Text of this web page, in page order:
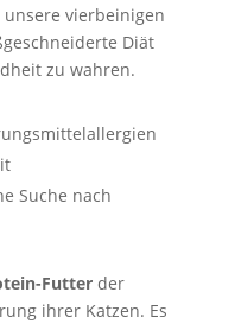
vierbeinigen
Diät
zu wahren.
Suche nach
Futterder
ihrer Katzen. Es